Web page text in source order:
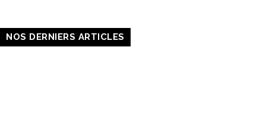
NOS DERNIERS ARTICLES